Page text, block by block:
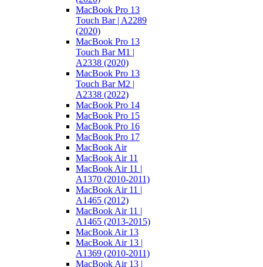
MacBook Pro 13
Touch Bar | A2289
(2020)
MacBook Pro 13
Touch Bar M1 |
A2338 (2020)
MacBook Pro 13
Touch Bar M2 |
A2338 (2022)
MacBook Pro 14
MacBook Pro 15
MacBook Pro 16
MacBook Pro 17
MacBook Air
MacBook Air 11
MacBook Air 11 |
A1370 (2010-2011)
MacBook Air 11 |
A1465 (2012)
MacBook Air 11 |
A1465 (2013-2015)
MacBook Air 13
MacBook Air 13 |
A1369 (2010-2011)
MacBook Air 13 |